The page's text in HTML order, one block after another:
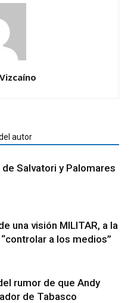
autor
Salvatori y Palomares
una visión MILITAR, a la
a los medios”
rumor de que Andy
de Tabasco